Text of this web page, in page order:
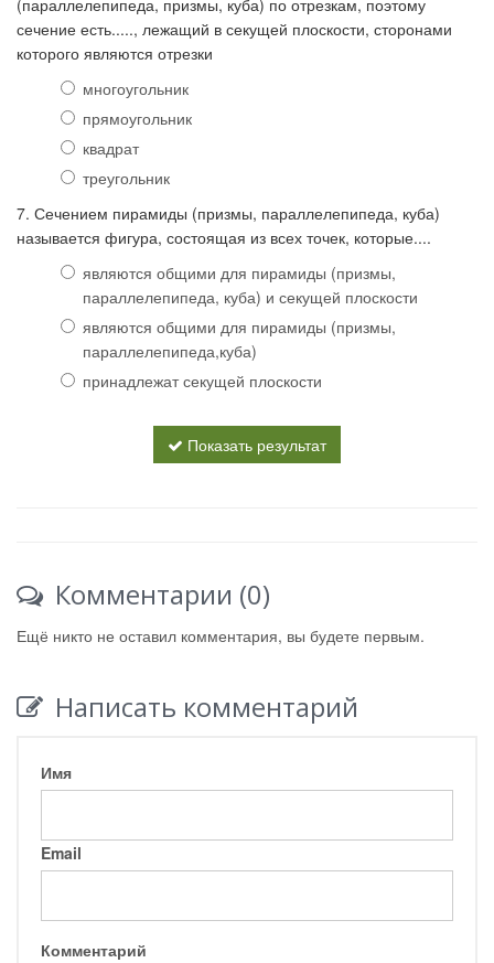
(параллелепипеда, призмы, куба) по отрезкам, поэтому
сечение есть....., лежащий в секущей плоскости, сторонами
которого являются отрезки
многоугольник
прямоугольник
квадрат
треугольник
7. Сечением пирамиды (призмы, параллелепипеда, куба)
называется фигура, состоящая из всех точек, которые....
являются общими для пирамиды (призмы,
параллелепипеда, куба) и секущей плоскости
являются общими для пирамиды (призмы,
параллелепипеда,куба)
принадлежат секущей плоскости
Показать результат
Комментарии (0)
Ещё никто не оставил комментария, вы будете первым.
Написать комментарий
Имя
Email
Комментарий